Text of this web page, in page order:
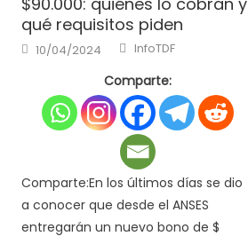
qué requisitos piden
Posted
on
10/04/2024 Author
InfoTDF
Comparte:
Comparte:En los últimos días se dio
a conocer que desde el ANSES
entregarán un nuevo bono de $